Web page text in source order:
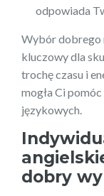
odpowiada
Wybór dobrego
kluczowy dla
trochę czasu i
mogła Ci
językowych.
dobry